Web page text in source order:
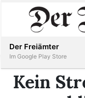
Kein
Der Freiämter
Im Google Play Store